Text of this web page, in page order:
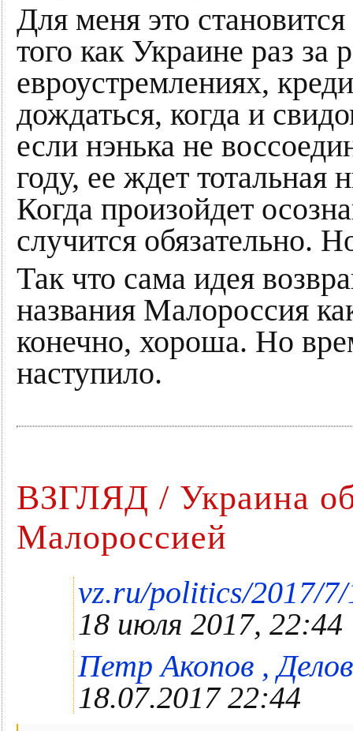
Для меня это
того как Украине раз за
евроустремлениях,
дождаться, когда и
если нэнька не
году, ее ждет тотальная
Когда произойдет
случится обязательно.
Так что сама идея
названия Малороссия
конечно, хороша. Но
наступило.
ВЗГЛЯД / Украина
Малороссией
vz.ru/politics/2017/
18 июля 2017, 22:44
Петр Акопов ,
18.07.2017 22:44